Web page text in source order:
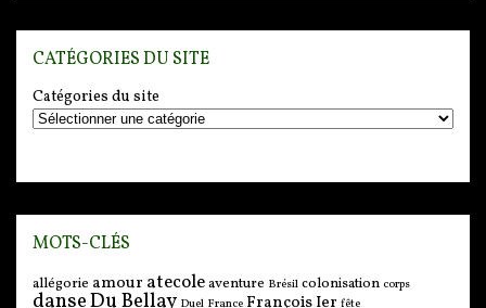
CATÉGORIES DU SITE
Catégories du site
MOTS-CLÉS
allégorie amour atecoleaventure Brésil colonisation corps
danseDu Bellay Duel France François Ier fête